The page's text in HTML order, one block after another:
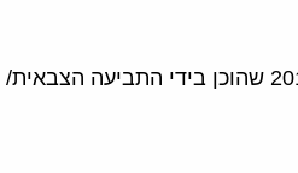
כתב אישום בפני בית המשפט הצבאי הדן בתיק מספר 516/ נ ע ר / 2010 שהוכן בידי התביעה הצבאית/